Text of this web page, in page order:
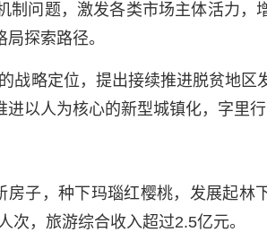
制问题，激发各类市场主体活力，
探索路径。
战略定位，提出接续推进脱贫地区
以人为核心的新型城镇化，字里行
子，种下玛瑙红樱桃，发展起林
，旅游综合收入超过2.5亿元。